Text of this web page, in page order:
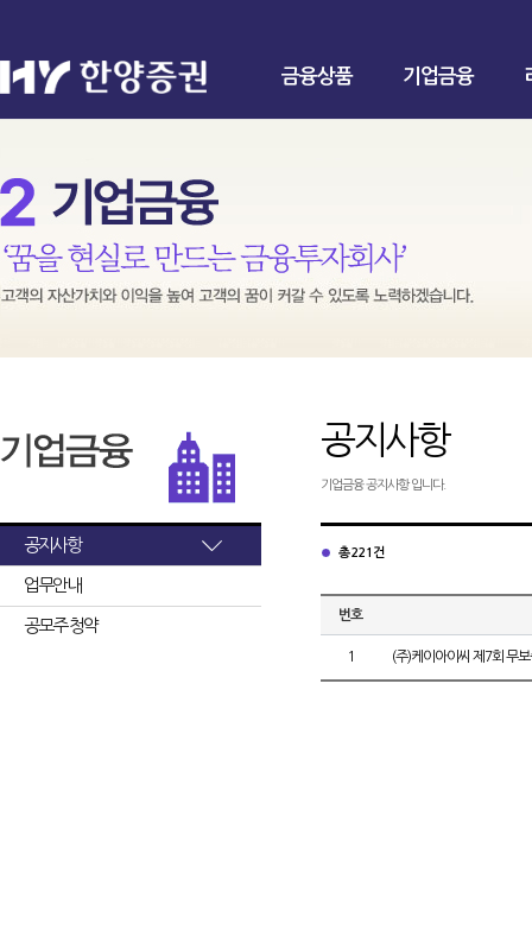
금융상품 기업금융
공지사항
업무안내
공모주 청약
공지사항
기업금융 공지사항 입니다.
총 221건
번호
1 (주)케이아이씨 제7회 무